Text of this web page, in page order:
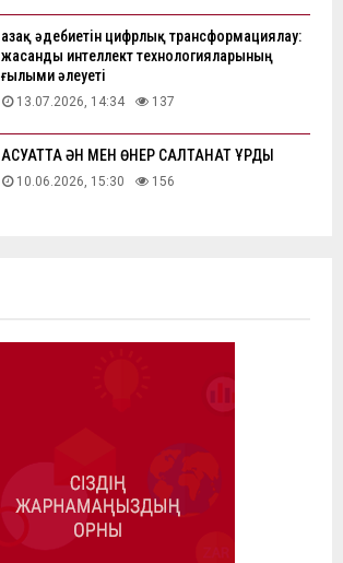
Қазақ әдебиетін цифрлық трансформациялау:
жасанды интеллект технологияларының
ғылыми әлеуеті
13.07.2026, 14:34 137
АҚСУАТТА ӘН МЕН ӨНЕР САЛТАНАТ ҚҰРДЫ
10.06.2026, 15:30 156